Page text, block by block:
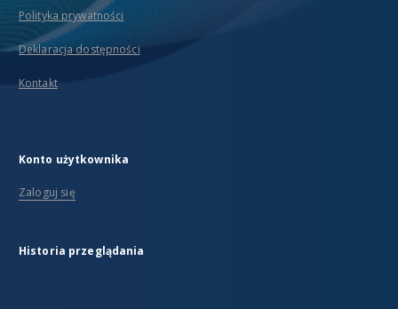
Polityka prywatności
Deklaracja dostępności
Kontakt
Konto użytkownika
Zaloguj się
Historia przeglądania